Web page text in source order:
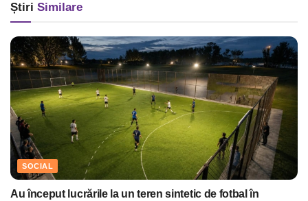
Știri Similare
SOCIAL
Au început lucrările la un teren sintetic de fotbal în